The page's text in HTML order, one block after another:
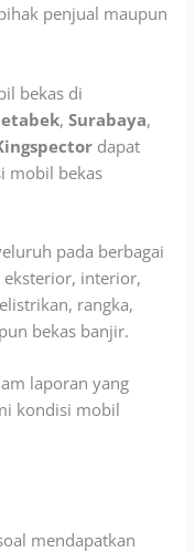
penjual maupun
bekas di
,Surabaya,
dapat
mobil bekas
pada berbagai
interior,
rangka,
bekas banjir.
laporan yang
kondisi mobil
mendapatkan